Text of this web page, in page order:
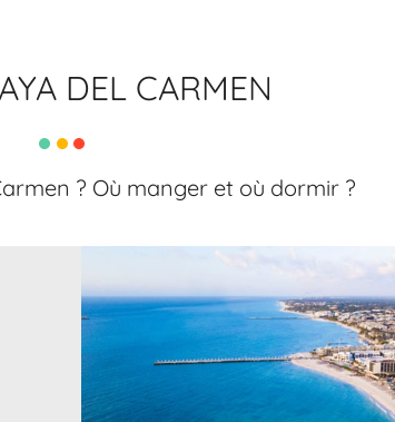
DEL CARMEN
? Où manger et où dormir ?